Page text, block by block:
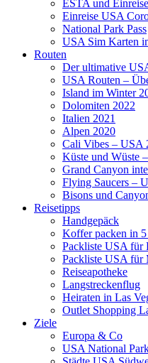
ESTA und Einreise
Einreise USA
National Park Pass
USA Sim Karten
Routen
Der ultimative
USA Routen –
Island im Winter
Dolomiten 2022
Italien 2021
Alpen 2020
Cali Vibes – USA
Küste und Wüste
Grand Canyon
Flying Saucers –
Bisons und
Reisetipps
Handgepäck
Koffer packen in
Packliste USA für
Packliste USA für
Reiseapotheke
Langstreckenflug
Heiraten in Las
Outlet Shopping
Ziele
Europa & Co
USA National